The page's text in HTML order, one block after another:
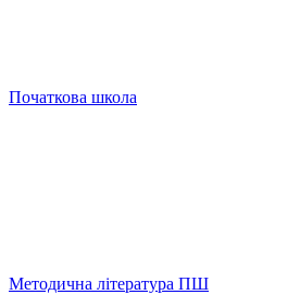
Початкова школа
Методична література ПШ